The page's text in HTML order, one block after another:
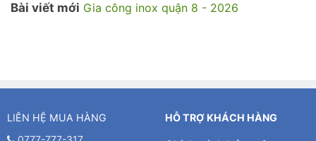
Bài viết mới Gia công inox quận 8 - 2026
LIÊN HỆ MUA HÀNG
HỖ TRỢ KHÁCH HÀNG